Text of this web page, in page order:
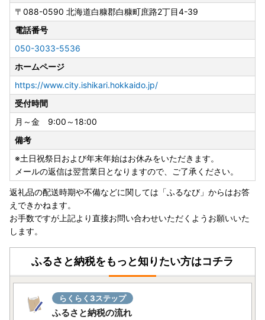
※原則、お盆期間中の発送は控えさせていただきますが、一
部の返礼品につきましては8月8日以降も発送する場合がご
ざいます。
※返礼品のお受取日のご指定は承ることができません。あら
かじめご了承ください。
〒088-0590 北海道白糠郡白糠町庶路2丁目4-39
電話番号
050-3033-5536
ホームページ
https://www.city.ishikari.hokkaido.jp/
受付時間
月～金 9:00～18:00
備考
※土日祝祭日および年末年始はお休みをいただきます。
メールの返信は翌営業日となりますので、ご了承ください。
返礼品の配送時期や不備などに関しては「ふるなび」からはお答
えできかねます。
お手数ですが上記より直接お問い合わせいただくようお願いいた
します。
ふるさと納税をもっと知りたい方はコチラ
らくらく3ステップ
ふるさと納税の流れ